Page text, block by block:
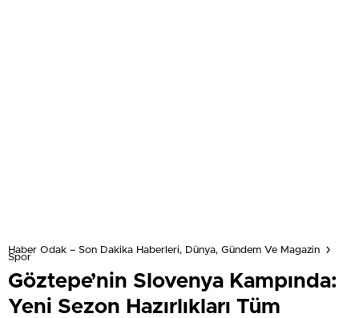
Haber Odak – Son Dakika Haberleri, Dünya, Gündem Ve Magazin
Spor
Göztepe’nin Slovenya Kampında:
Yeni Sezon Hazırlıkları Tüm